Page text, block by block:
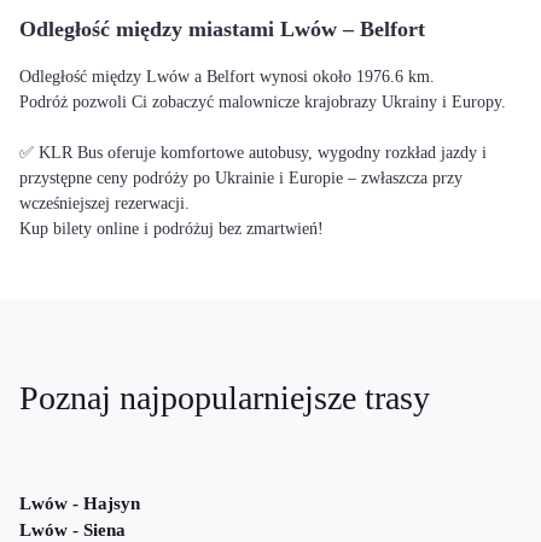
Odległość między miastami Lwów – Belfort
Odległość między Lwów a Belfort wynosi około 1976.6 km.
Podróż pozwoli Ci zobaczyć malownicze krajobrazy Ukrainy i Europy.
✅ KLR Bus oferuje komfortowe autobusy, wygodny rozkład jazdy i
przystępne ceny podróży po Ukrainie i Europie – zwłaszcza przy
wcześniejszej rezerwacji.
Kup bilety online i podróżuj bez zmartwień!
Poznaj najpopularniejsze trasy
Lwów - Hajsyn
Lwów - Siena